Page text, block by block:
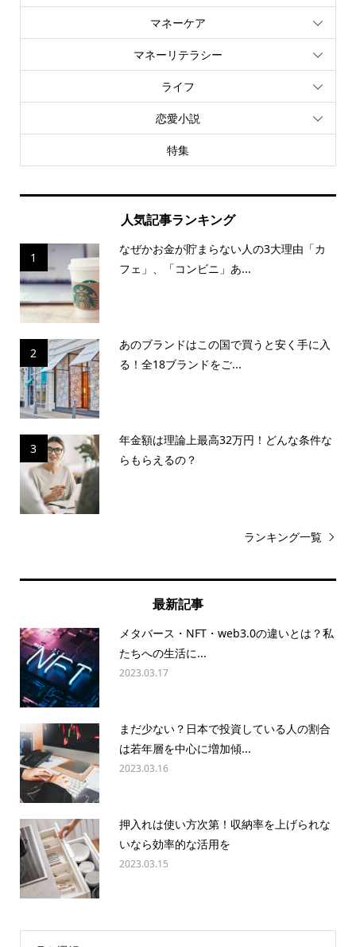
マネーケア
マネーリテラシー
ライフ
恋愛小説
特集
人気記事ランキング
1
なぜかお金が貯まらない人の3大理由「カ
フェ」、「コンビニ」あ...
2
あのブランドはこの国で買うと安く手に入
る！全18ブランドをご...
3
年金額は理論上最高32万円！どんな条件な
らもらえるの？
ランキング一覧
最新記事
メタバース・NFT・web3.0の違いとは？私
たちへの生活に...
2023.03.17
まだ少ない？日本で投資している人の割合
は若年層を中心に増加傾...
2023.03.16
押入れは使い方次第！収納率を上げられな
いなら効率的な活用を
2023.03.15